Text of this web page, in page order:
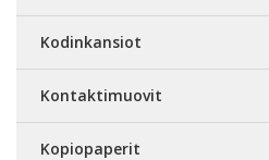
Kodinkansiot
Kontaktimuovit
Kopiopaperit